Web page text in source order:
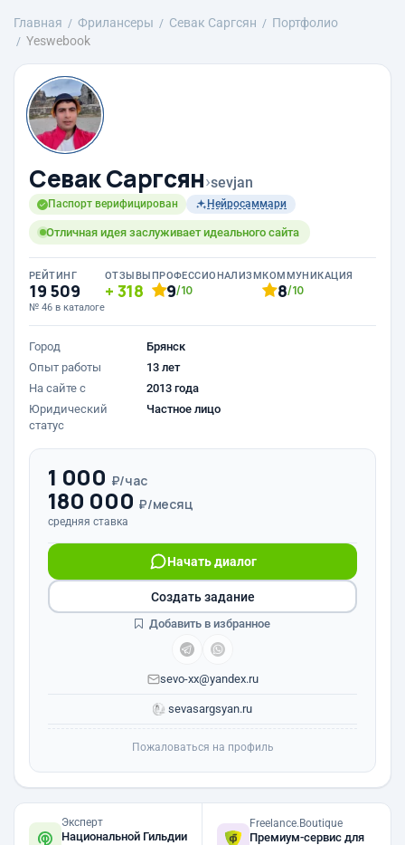
Главная Фрилансеры Севак Саргсян
Портфолио
Yeswebook
Севак Саргсян›sevjan
Паспорт верифицирован Нейросаммари
Отличная идея заслуживает идеального сайта
РЕЙТИНГ
19 509
№ 46 в каталоге
ОТЗЫВЫ
318
ПРОФЕССИОНАЛИЗМ
9/10
КОММУНИКАЦИЯ
8/10
Город
Брянск
Опыт работы
13 лет
На сайте с
2013 года
Юридический
статус
Частное лицо
1 000 ₽/час
180 000 ₽/месяц
средняя ставка
Начать диалог
sevo-xx@yandex.ru
sevasargsyan.ru
Создать задание
Добавить в избранное
Пожаловаться на профиль
Эксперт
Национальной Гильдии
Freelance.Boutique
Премиум-сервис для